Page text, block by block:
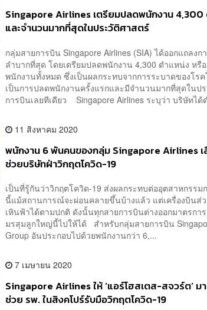
Singapore Airlines เตรียมปลดพนักงาน 4,300
และจำนวนมากที่สุดในประวัติศาสตร์
กลุ่มสายการบิน Singapore Airlines (SIA) ได้ออกแถลง
ลำบากที่สุด โดยเตรียมปลดพนักงาน 4,300 ตำแหน่ง หรื
พนักงานทั้งหมด ซึ่งเป็นผลกระทบจากการระบาดของโร
เป็นการปลดพนักงานครั้งแรกและมีจำนวนมากที่สุดในป
การบินเลยทีเดียว Singapore Airlines ระบุว่า บริษัทได้
11 สิงหาคม 2020
พนักงาน 6 พันคนของกลุ่ม Singapore Airlines เลื
ช่วยบริษัทฝ่าวิกฤตโควิด-19
เป็นที่รู้กันว่าวิกฤตโควิด-19 ส่งผลกระทบต่ออุตสาหกรร
นี้แม้สถานการณ์จะผ่อนคลายขึ้นบ้างแล้ว แต่เครื่องบินส่
เหินฟ้าได้ตามปกติ ดังนั้นทุกสายการบินต่างออกมาตรกา
มรสุมลูกใหญ่นี้ไปให้ได้ สำหรับกลุ่มสายการบิน
Group อันประกอบไปด้วยพนักงานกว่า 6,...
7 เมษายน 2020
Singapore Airlines ให้ ‘แอร์โฮสเตส-สจวร์ต’ ม
ช่วย รพ. ในสิงคโปร์รับมือวิกฤตโควิด-19